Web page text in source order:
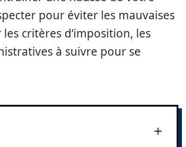
pour éviter les mauvaises
critères d’imposition, les
à suivre pour se